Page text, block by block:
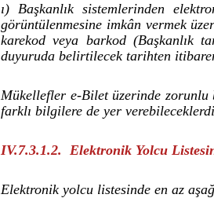
ı) Başkanlık sistemlerinden
görüntülenmesine imkân vermek
karekod veya barkod (Başkanlık
duyuruda belirtilecek tarihten
Mükellefler e-Bilet üzerinde
farklı bilgilere de yer
IV.7.3.1.2. Elektronik Yolcu
Elektronik yolcu listesinde en az